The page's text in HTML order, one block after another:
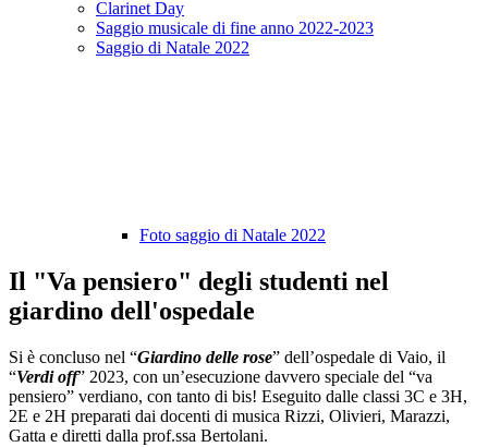
Clarinet Day
Saggio musicale di fine anno 2022-2023
Saggio di Natale 2022
Foto saggio di Natale 2022
Il "Va pensiero" degli studenti nel
giardino dell'ospedale
Si è concluso nel “Giardino delle rose” dell’ospedale di Vaio, il
“Verdi off” 2023, con un’esecuzione davvero speciale del “va
pensiero” verdiano, con tanto di bis! Eseguito dalle classi 3C e 3H,
2E e 2H preparati dai docenti di musica Rizzi, Olivieri, Marazzi,
Gatta e diretti dalla prof.ssa Bertolani.